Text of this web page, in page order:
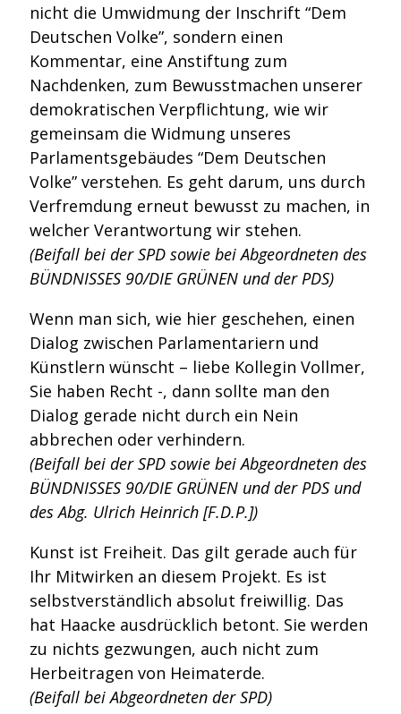
nicht die Umwidmung der Inschrift “Dem
Deutschen Volke”, sondern einen
Kommentar, eine Anstiftung zum
Nachdenken, zum Bewusstmachen unserer
demokratischen Verpflichtung, wie wir
gemeinsam die Widmung unseres
Parlamentsgebäudes “Dem Deutschen
Volke” verstehen. Es geht darum, uns durch
Verfremdung erneut bewusst zu machen, in
welcher Verantwortung wir stehen.
(Beifall bei der SPD sowie bei Abgeordneten des
BÜNDNISSES 90/DIE GRÜNEN und der PDS)
Wenn man sich, wie hier geschehen, einen
Dialog zwischen Parlamentariern und
Künstlern wünscht – liebe Kollegin Vollmer,
Sie haben Recht -, dann sollte man den
Dialog gerade nicht durch ein Nein
abbrechen oder verhindern.
(Beifall bei der SPD sowie bei Abgeordneten des
BÜNDNISSES 90/DIE GRÜNEN und der PDS und
des Abg. Ulrich Heinrich [F.D.P.])
Kunst ist Freiheit. Das gilt gerade auch für
Ihr Mitwirken an diesem Projekt. Es ist
selbstverständlich absolut freiwillig. Das
hat Haacke ausdrücklich betont. Sie werden
zu nichts gezwungen, auch nicht zum
Herbeitragen von Heimaterde.
(Beifall bei Abgeordneten der SPD)